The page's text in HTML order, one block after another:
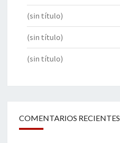
(sin título)
(sin título)
(sin título)
COMENTARIOS RECIENTES